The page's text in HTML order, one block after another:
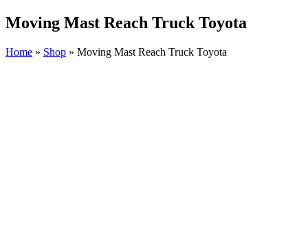
Moving Mast Reach Truck Toyota
Home » Shop » Moving Mast Reach Truck Toyota